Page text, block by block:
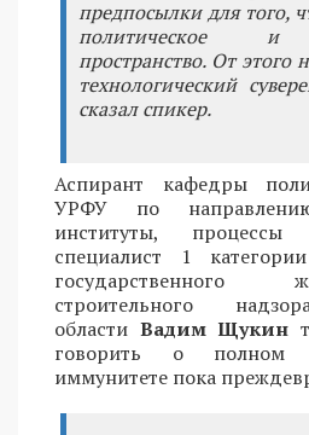
предпосылки для того,
политическое и
пространство. От этого
технологический
сказал спикер.
Аспирант кафедры
УРФУ по
институты,
специалист 1
строительного
области Вадим Щукин
говорить о полном
иммунитете пока